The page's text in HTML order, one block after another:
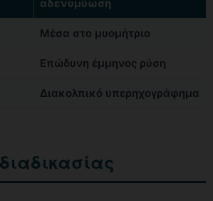
αδενυμύωση
Μέσα στο μυομήτριο
Επώδυνη έμμηνος ρύση
Διακολπικό υπερηχογράφημα